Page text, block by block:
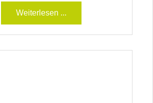
Weiterlesen ...